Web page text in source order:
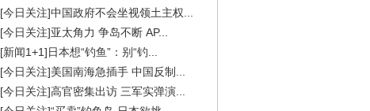
[今日关注]中国政府不会坐视领土主权...
[今日关注]亚太角力 争岛不断 AP...
[新闻1+1]日本想“钓鱼”：别“钓...
[今日关注]美国南海急插手 中国反制...
[今日关注]高官密集出访 三军实弹演...